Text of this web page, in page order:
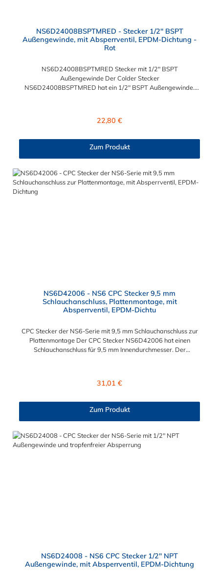
NS6D24008BSPTMRED - Stecker 1/2" BSPT
Außengewinde, mit Absperrventil, EPDM-Dichtung -
Rot
NS6D24008BSPTMRED Stecker mit 1/2" BSPT
Außengewinde Der Colder Stecker
NS6D24008BSPTMRED hat ein 1/2" BSPT Außengewinde.
Das Verbindungsstück zur Kupplung, hat ein Außenmaß von ≈
Betriebstemperatur: 0 °C bis 71 °C Sie können diesen Colder
Regulärer Preis:
22,80 €
Zum Produkt
NS6D42006 - NS6 CPC Stecker 9,5 mm
Schlauchanschluss, Plattenmontage, mit
Absperrventil, EPDM-Dichtu
CPC Stecker der NS6-Serie mit 9,5 mm Schlauchanschluss zur
Plattenmontage Der CPC Stecker NS6D42006 hat einen
Schlauchanschluss für 9,5 mm Innendurchmesser. Der
Das Verbindungsstück zur Kupplung, hat ein Außenmaß von ≈
Betriebstemperatur: 0 °C bis 71 °C Sie können diesen CPC
Stecker mit allen Kupplungen der CPC NS6-Serie kombinieren.
Regulärer Preis:
31,01 €
Zum Produkt
NS6D24008 - NS6 CPC Stecker 1/2" NPT
Außengewinde, mit Absperrventil, EPDM-Dichtung